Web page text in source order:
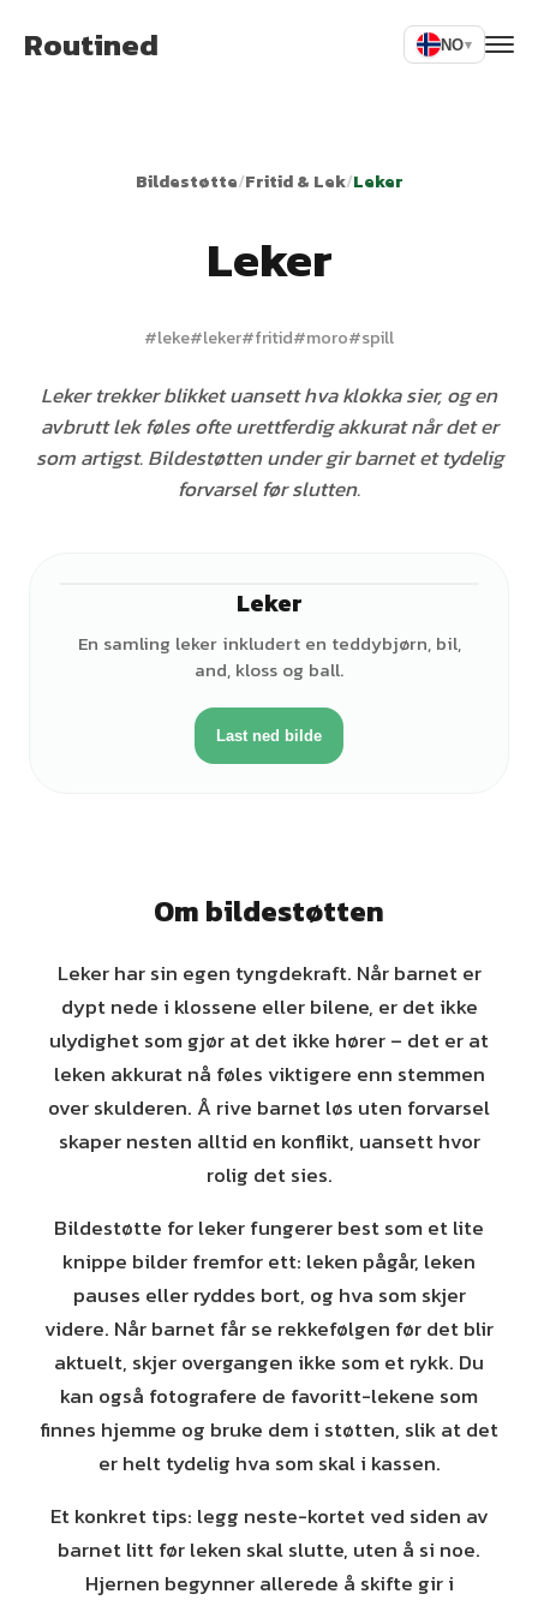
Routined NO▾
Bildestøtte/Fritid & Lek/Leker
Leker
#leke#leker#fritid#moro#spill
Leker trekker blikket uansett hva klokka sier, og en
avbrutt lek føles ofte urettferdig akkurat når det er
som artigst. Bildestøtten under gir barnet et tydelig
forvarsel før slutten.
Leker
En samling leker inkludert en teddybjørn, bil,
and, kloss og ball.
Last ned bilde
Om bildestøtten
Leker har sin egen tyngdekraft. Når barnet er
dypt nede i klossene eller bilene, er det ikke
ulydighet som gjør at det ikke hører – det er at
leken akkurat nå føles viktigere enn stemmen
over skulderen. Å rive barnet løs uten forvarsel
skaper nesten alltid en konflikt, uansett hvor
rolig det sies.
Bildestøtte for leker fungerer best som et lite
knippe bilder fremfor ett: leken pågår, leken
pauses eller ryddes bort, og hva som skjer
videre. Når barnet får se rekkefølgen før det blir
aktuelt, skjer overgangen ikke som et rykk. Du
kan også fotografere de favoritt-lekene som
finnes hjemme og bruke dem i støtten, slik at det
er helt tydelig hva som skal i kassen.
Et konkret tips: legg neste-kortet ved siden av
barnet litt før leken skal slutte, uten å si noe.
Hjernen begynner allerede å skifte gir i